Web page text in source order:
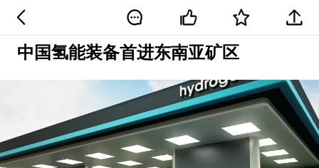
中国氢能装备首进东南亚矿区